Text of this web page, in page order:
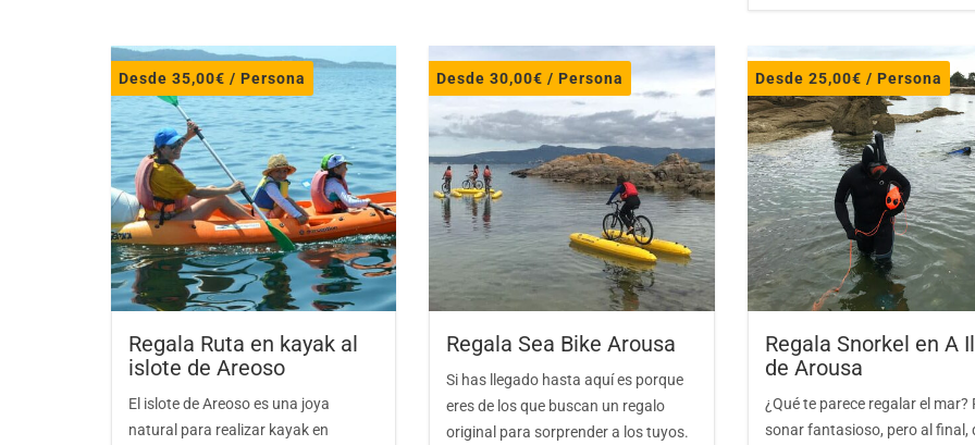
Desde 35,00€ / Persona
Regala Ruta en kayak al
islote de Areoso
El islote de Areoso es una joya
natural para realizar kayak en
Desde30,00€ / Persona
Regala Sea Bike Arousa
Si has llegado hasta aquí es porque
eres de los que buscan un regalo
original para sorprender a los tuyos.
Desde 25,00€ / Persona
Regala Snorkel en A
de Arousa
¿Qué te parece regalar el mar?
sonar fantasioso, pero al final,